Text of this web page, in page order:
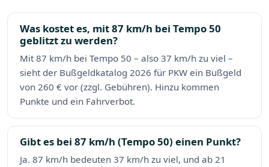
Was kostet es, mit 87 km/h bei Tempo 50
geblitzt zu werden?
Mit 87 km/h bei Tempo 50 – also 37 km/h zu viel –
sieht der Bußgeldkatalog 2026 für PKW ein Bußgeld
von 260 € vor (zzgl. Gebühren). Hinzu kommen
Punkte und ein Fahrverbot.
Gibt es bei 87 km/h (Tempo 50) einen Punkt?
Ja. 87 km/h bedeuten 37 km/h zu viel, und ab 21